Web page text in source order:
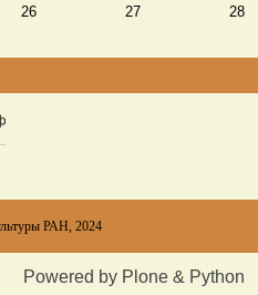
26 27
28
РАН, 2024
Powered by Plone & Python